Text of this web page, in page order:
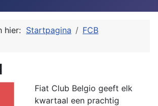
hier: Startpagina
FCB
Fiat Club Belgio geeft elk
kwartaal een prachtig